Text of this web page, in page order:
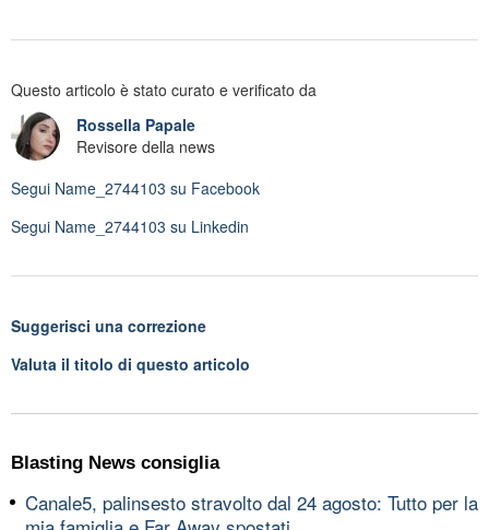
Questo articolo è stato curato e verificato da
Rossella Papale
Revisore della news
Segui Name_2744103 su Facebook
Segui Name_2744103 su Linkedin
Suggerisci una correzione
Valuta il titolo di questo articolo
Blasting News consiglia
Canale5, palinsesto stravolto dal 24 agosto: Tutto per la